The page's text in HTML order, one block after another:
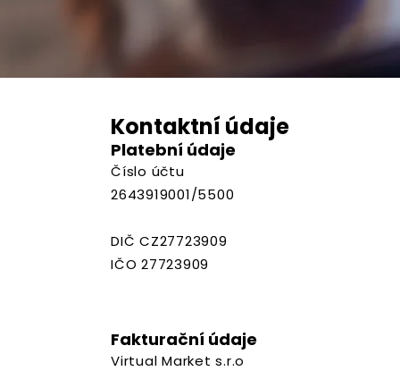
Kontaktní údaje
Platební údaje
Číslo účtu
2643919001/5500
DIČ CZ27723909
IČO 27723909
Fakturační údaje
Virtual Market s.r.o